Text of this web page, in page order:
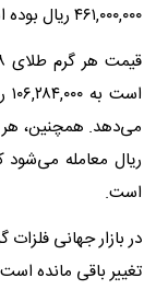
۴۶۱,۰۰۰,۰۰۰ ریال بوده است.
است.
تغییر باقی مانده